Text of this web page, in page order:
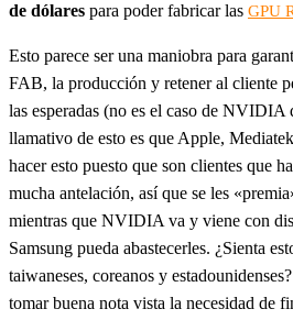
de dólares para poder fabricar las GPU
Esto parece ser una maniobra para
FAB, la producción y retener al cliente
las esperadas (no es el caso de NVIDIA
llamativo de esto es que Apple,
hacer esto puesto que son clientes que
mucha antelación, así que se les
mientras que NVIDIA va y viene con
Samsung pueda abastecerles. ¿Sienta
taiwaneses, coreanos y
tomar buena nota vista la necesidad de